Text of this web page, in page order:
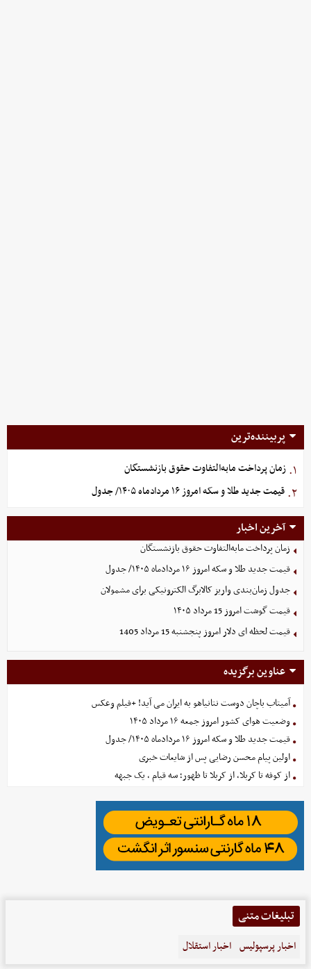
پربیننده‌ترین
۱. زمان پرداخت مابه‌التفاوت حقوق بازنشستگان
۲. قیمت جدید طلا و سکه امروز ۱۶ مردادماه ۱۴۰۵/ جدول
آخرین اخبار
زمان پرداخت مابه‌التفاوت حقوق بازنشستگان
قیمت جدید طلا و سکه امروز ۱۶ مردادماه ۱۴۰۵/ جدول
جدول زمان‌بندی واریز کالابرگ الکترونیکی برای مشمولان
قیمت گوشت امروز 15 مرداد ۱۴۰۵
قیمت لحظه ای دلار امروز پنجشنبه 15 مرداد 1405
عناوین برگزیده
آمیتاب باچان دوست نتانیاهو به ایران می آید! +فیلم وعکس
وضعیت هوای کشور امروز جمعه ۱۶ مرداد ۱۴۰۵
قیمت جدید طلا و سکه امروز ۱۶ مردادماه ۱۴۰۵/ جدول
اولین پیام محسن رضایی پس از شایعات خبری
از کوفه تا کربلا، از کربلا تا ظهور؛ سه قیام ، یک جبهه
تبلیغات متنی
اخبار پرسپولیس اخبار استقلال